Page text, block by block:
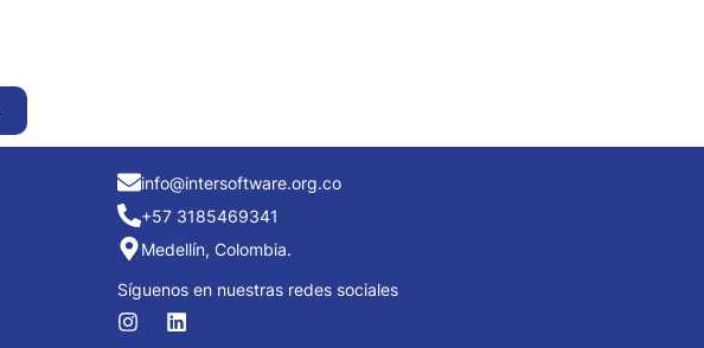
info@intersoftware.org.co
+57 3185469341
Medellín, Colombia.
Síguenos en nuestras redes sociales